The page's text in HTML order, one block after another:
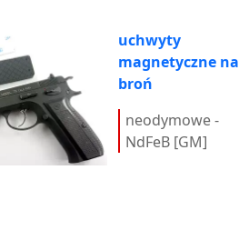
uchwyty
magnetyczne na
broń
neodymowe -
NdFeB [GM]